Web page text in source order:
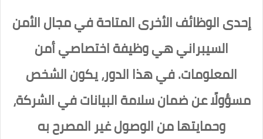
إحدى الوظائف الأخرى المتاحة في مجال الأمن
السيبراني هي وظيفة اختصاصي أمن
المعلومات. في هذا الدور، يكون الشخص
مسؤولًا عن ضمان سلامة البيانات في الشركة،
وحمايتها من الوصول غير المصرح به